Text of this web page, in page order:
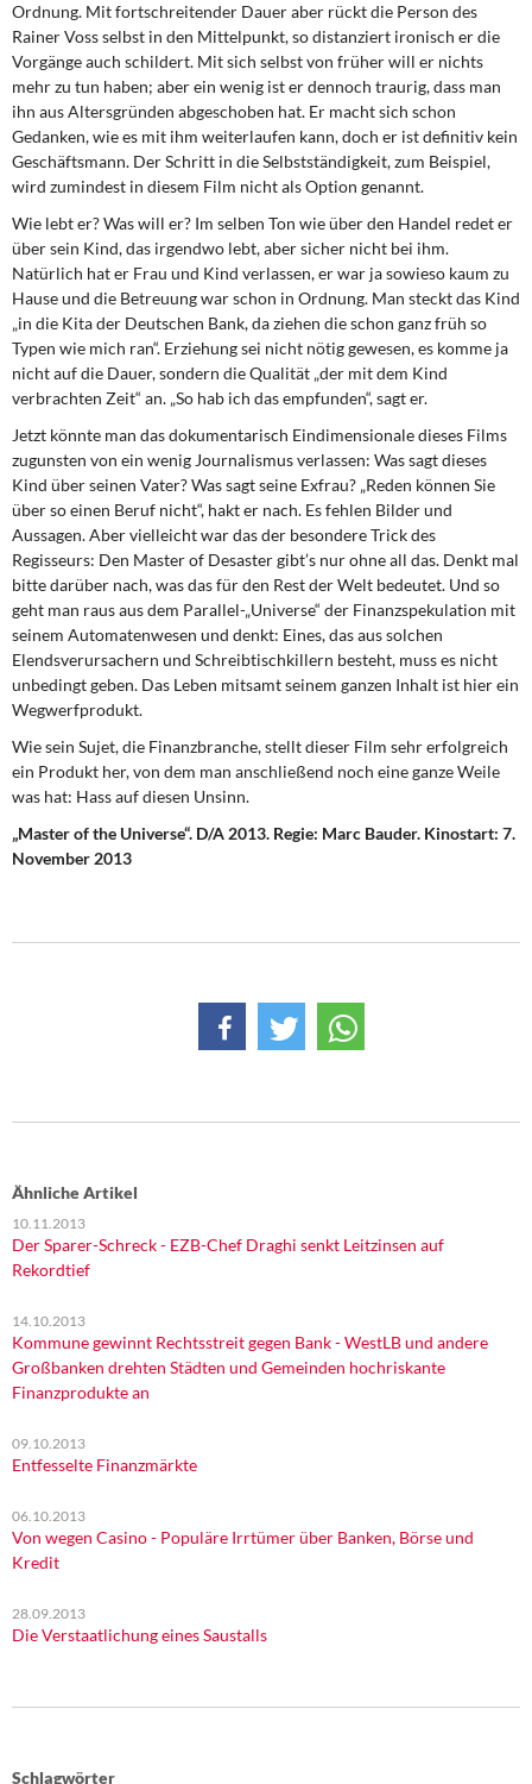
Ordnung. Mit fortschreitender Dauer aber rückt die Person des
Rainer Voss selbst in den Mittelpunkt, so distanziert ironisch er die
Vorgänge auch schildert. Mit sich selbst von früher will er nichts
mehr zu tun haben; aber ein wenig ist er dennoch traurig, dass man
ihn aus Altersgründen abgeschoben hat. Er macht sich schon
Gedanken, wie es mit ihm weiterlaufen kann, doch er ist definitiv kein
Geschäftsmann. Der Schritt in die Selbstständigkeit, zum Beispiel,
wird zumindest in diesem Film nicht als Option genannt.
Wie lebt er? Was will er? Im selben Ton wie über den Handel redet er
über sein Kind, das irgendwo lebt, aber sicher nicht bei ihm.
Natürlich hat er Frau und Kind verlassen, er war ja sowieso kaum zu
Hause und die Betreuung war schon in Ordnung. Man steckt das Kind
„in die Kita der Deutschen Bank, da ziehen die schon ganz früh so
Typen wie mich ran“. Erziehung sei nicht nötig gewesen, es komme ja
nicht auf die Dauer, sondern die Qualität „der mit dem Kind
verbrachten Zeit“ an. „So hab ich das empfunden“, sagt er.
Jetzt könnte man das dokumentarisch Eindimensionale dieses Films
zugunsten von ein wenig Journalismus verlassen: Was sagt dieses
Kind über seinen Vater? Was sagt seine Exfrau? „Reden können Sie
über so einen Beruf nicht“, hakt er nach. Es fehlen Bilder und
Aussagen. Aber vielleicht war das der besondere Trick des
Regisseurs: Den Master of Desaster gibt’s nur ohne all das. Denkt mal
bitte darüber nach, was das für den Rest der Welt bedeutet. Und so
geht man raus aus dem Parallel-„Universe“ der Finanzspekulation mit
seinem Automatenwesen und denkt: Eines, das aus solchen
Elendsverursachern und Schreibtischkillern besteht, muss es nicht
unbedingt geben. Das Leben mitsamt seinem ganzen Inhalt ist hier ein
Wegwerfprodukt.
Wie sein Sujet, die Finanzbranche, stellt dieser Film sehr erfolgreich
ein Produkt her, von dem man anschließend noch eine ganze Weile
was hat: Hass auf diesen Unsinn.
„Master of the Universe“. D/A 2013. Regie: Marc Bauder. Kinostart: 7.
November 2013
Ähnliche Artikel
10.11.2013
Der Sparer-Schreck - EZB-Chef Draghi senkt Leitzinsen auf
Rekordtief
14.10.2013
Kommune gewinnt Rechtsstreit gegen Bank - WestLB und andere
Großbanken drehten Städten und Gemeinden hochriskante
Finanzprodukte an
09.10.2013
Entfesselte Finanzmärkte
06.10.2013
Von wegen Casino - Populäre Irrtümer über Banken, Börse und
Kredit
28.09.2013
Die Verstaatlichung eines Saustalls
Schlagwörter